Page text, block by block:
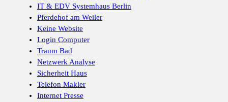
IT & EDV Systemhaus Berlin
Pferdehof am Weiler
Keine Website
Login Computer
Traum Bad
Netzwerk Analyse
Sicherheit Haus
Telefon Makler
Internet Presse